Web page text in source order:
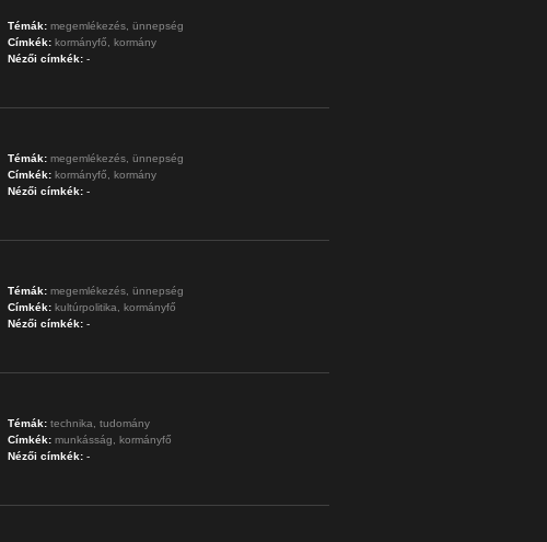
Témák: megemlékezés, ünnepség
Címkék: kormányfő,
kormány
Nézői címkék:-
Témák: megemlékezés, ünnepség
Címkék: kormányfő,
kormány
Nézői címkék:-
Témák: megemlékezés, ünnepség
Címkék: kultúrpolitika,
kormányfő
Nézői címkék:-
Témák: technika,
tudomány
Címkék: munkásság,
kormányfő
Nézői címkék:-